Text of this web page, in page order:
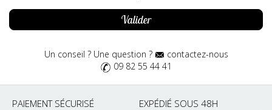
Valider
Un conseil ? Une question ?
contactez-nous
09 82 55 44 41
PAIEMENT SÉCURISÉ EXPÉDIÉ SOUS 48H